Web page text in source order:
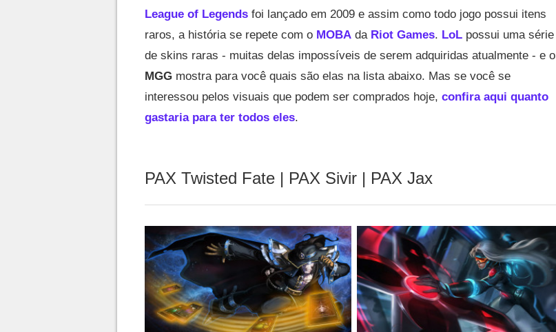
League of Legends foi lançado em 2009 e assim como todo jogo possui itens
raros, a história se repete com o MOBA da Riot Games. LoL possui uma série
de skins raras - muitas delas impossíveis de serem adquiridas atualmente - e o
MGG mostra para você quais são elas na lista abaixo. Mas se você se
interessou pelos visuais que podem ser comprados hoje, confira aqui quanto
gastaria para ter todos eles.
PAX Twisted Fate | PAX Sivir | PAX Jax